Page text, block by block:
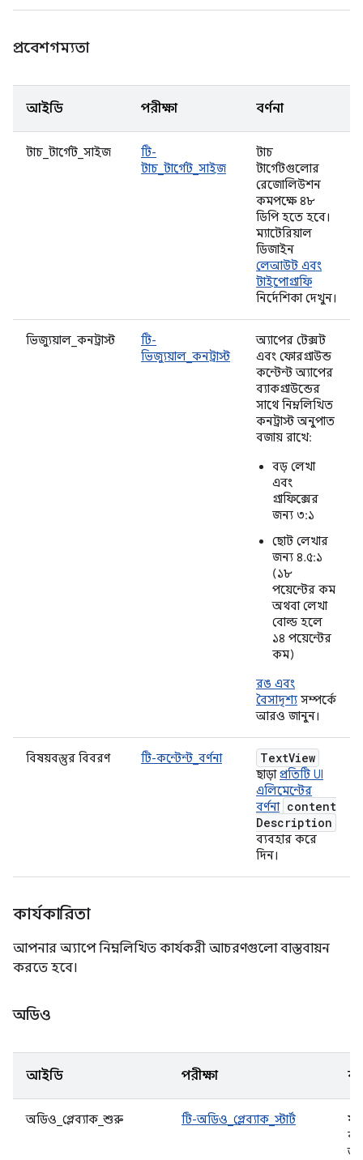
প্রবেশগম্যতা
আইডি পরীক্ষা বর্ণনা
টাচ_টার্গেট_সাইজ
টি-
টাচ_টার্গেট_সাইজ
টাচ
টার্গেটগুলোর
রেজোলিউশন
কমপক্ষে ৪৮
ডিপি হতে হবে।
ম্যাটেরিয়াল
ডিজাইন
লেআউট এবং
টাইপোগ্রাফি
নির্দেশিকা দেখুন।
ভিজ্যুয়াল_কনট্রাস্ট
টি-
ভিজ্যুয়াল_কনট্রাস্ট
অ্যাপের টেক্সট
এবং ফোরগ্রাউন্ড
কন্টেন্ট অ্যাপের
ব্যাকগ্রাউন্ডের
সাথে নিম্নলিখিত
কনট্রাস্ট অনুপাত
বজায় রাখে:
বড় লেখা
এবং
গ্রাফিক্সের
জন্য ৩:১
ছোট লেখার
জন্য ৪.৫:১
(১৮
পয়েন্টের কম
অথবা লেখা
বোল্ড হলে
১৪ পয়েন্টের
কম)
রঙ এবং
বৈসাদৃশ্য সম্পর্কে
আরও জানুন।
বিষয়বস্তুর বিবরণ টি-কন্টেন্ট_বর্ণনা TextView
ছাড়াপ্রতিটি UI
এলিমেন্টের
বর্ণনা content
Description
ব্যবহার করে
দিন।
কার্যকারিতা
আপনার অ্যাপে নিম্নলিখিত কার্যকরী আচরণগুলো বাস্তবায়ন
করতে হবে।
অডিও
আইডি পরীক্ষা
অডিও_প্লেব্যাক_শুরু টি-অডিও_প্লেব্যাক_স্টার্ট